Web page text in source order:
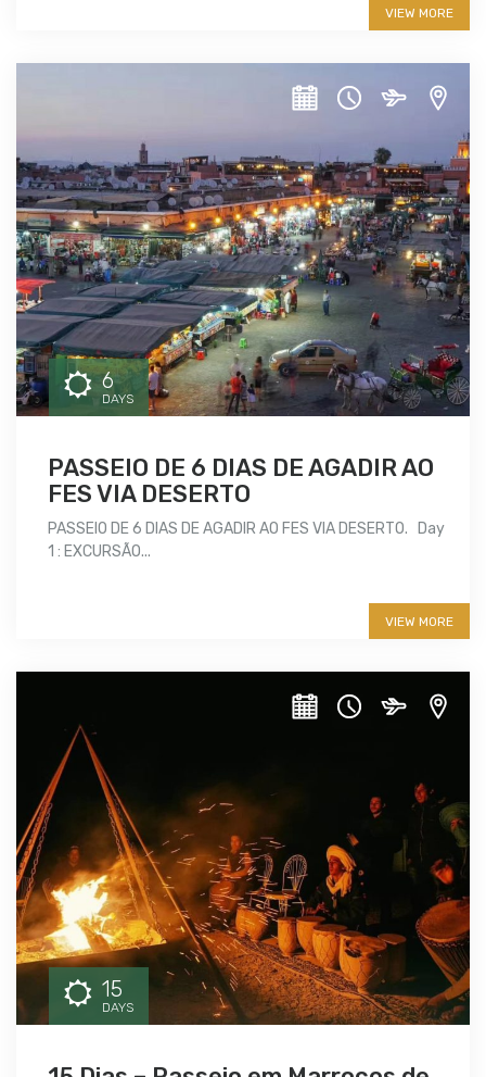
VIEW MORE
6
DAYS
PASSEIO DE 6 DIAS DE AGADIR AO
FES VIA DESERTO
PASSEIO DE 6 DIAS DE AGADIR AO FES VIA DESERTO. Day
1 : EXCURSÃO...
VIEW MORE
15
DAYS